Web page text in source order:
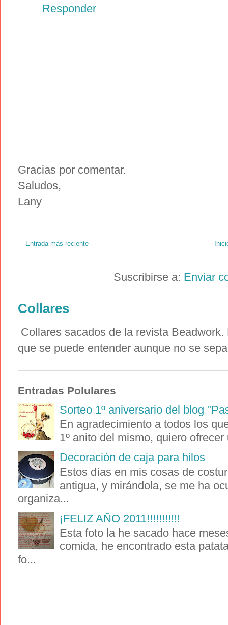
Responder
Gracias por comentar.
Saludos,
Lany
Entrada más reciente
Suscribirse a: Enviar
Collares
Collares sacados de la revista
que se puede entender aunque no se
Entradas Polulares
Sorteo 1º aniversario del blog
En agradecimiento a todos los
1º anito del mismo, quiero
Decoración de caja para hilos
Estos días en mis cosas de
antigua, y mirándola, se me ha
organiza...
¡FELIZ AÑO 2011!!!!!!!!!!!
Esta foto la he sacado hace
comida, he encontrado esta
fo...